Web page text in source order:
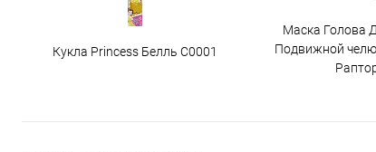
Кукла Princess Белль C0001
Маска Голова
Подвижной